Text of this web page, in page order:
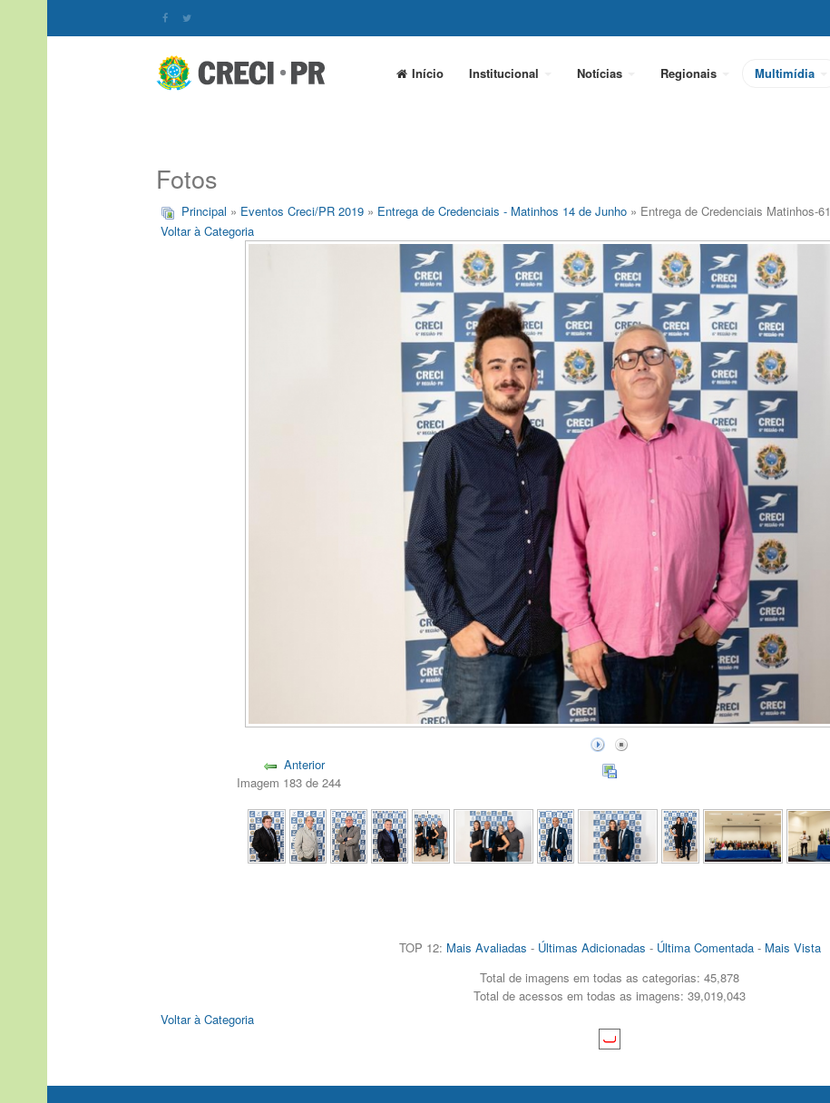
Início Institucional Notícias Regionais Multimídia
Fotos
Principal » Eventos Creci/PR 2019 » Entrega de Credenciais - Matinhos 14 de Junho » Entrega de Credenciais Matinhos-61
Voltar à Categoria
Anterior
Imagem 183 de 244
TOP 12: Mais Avaliadas - Últimas Adicionadas - Última Comentada- Mais Vista
Total de imagens em todas as categorias: 45,878
Total de acessos em todas as imagens: 39,019,043
Voltar à Categoria